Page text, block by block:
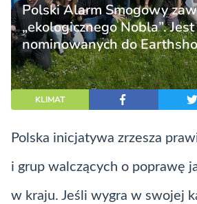
Polski Alarm Smogowy
„ekologicznego Nobla”.
nominowanych do
KLIMAT
Polska inicjatywa zrzesza
i grup walczących o poprawę
w kraju. Jeśli wygra w swojej